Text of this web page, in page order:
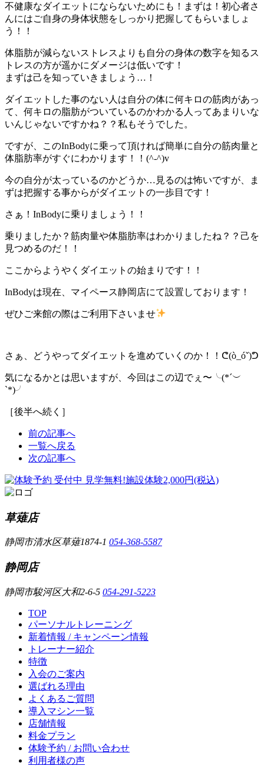
不健康なダイエットにならないためにも！まずは！初心者さ
んにはご自身の身体状態をしっかり把握してもらいましょ
う！！
体脂肪が減らないストレスよりも自分の身体の数字を知るス
トレスの方が遥かにダメージは低いです！
まずは己を知っていきましょう…！
ダイエットした事のない人は自分の体に何キロの筋肉があっ
て、何キロの脂肪がついているのかわかる人ってあまりいな
いんじゃないですかね？？私もそうでした。
ですが、このInBodyに乗って頂ければ簡単に自分の筋肉量と
体脂肪率がすぐにわかります！！(^-^)v
今の自分が太っているのかどうか…見るのは怖いですが、ま
ずは把握する事からがダイエットの一歩目です！
さぁ！InBodyに乗りましょう！！
乗りましたか？筋肉量や体脂肪率はわかりましたね？？己を
見つめるのだ！！
ここからようやくダイエットの始まりです！！
InBodyは現在、マイペース静岡店にて設置しております！
ぜひご来館の際はご利用下さいませ
さぁ、どうやってダイエットを進めていくのか！！ᕦ(ò_óˇ)ᕤ
気になるかとは思いますが、今回はこの辺でぇ〜╰(*´︶
`*)╯
［後半へ続く］
前の記事へ
一覧へ戻る
次の記事へ
草薙店
静岡市清水区草薙1874-1 054-368-5587
静岡店
静岡市駿河区大和2-6-5 054-291-5223
TOP
パーソナルトレーニング
新着情報 / キャンペーン情報
トレーナー紹介
特徴
入会のご案内
選ばれる理由
よくあるご質問
導入マシン一覧
店舗情報
料金プラン
体験予約 / お問い合わせ
利用者様の声